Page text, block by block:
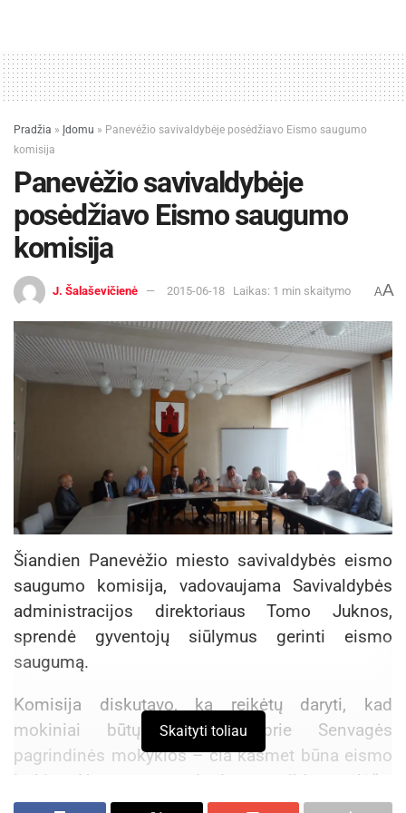
patys čia jaustumėmės puikiai.
Pradžia » Įdomu » Panevėžio savivaldybėje posėdžiavo Eismo saugumo
komisija
Panevėžio savivaldybėje
posėdžiavo Eismo saugumo
komisija
J. Šalaševičienė 2015-06-18 Laikas: 1 min skaitymo AA
Šiandien Panevėžio miesto savivaldybės eismo
saugumo komisija, vadovaujama Savivaldybės
administracijos direktoriaus Tomo Juknos,
sprendė gyventojų siūlymus gerinti eismo
saugumą.
Komisija diskutavo, ką reikėtų daryti, kad
mokiniai būtų saugesni prie Senvagės
pagrindinės mokyklos – čia kasmet būna eismo
įvykių. Nuspręsta atsiradus papildomų lėšų,
paaukštinti pėsčiųjų perėją.
Skaityti toliau